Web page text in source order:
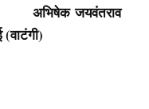
अभिषेकजयवंतराव